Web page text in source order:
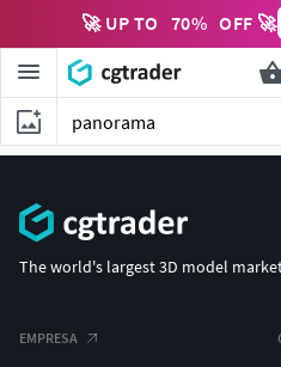
🚀 UP TO 70% OFF 🚀
The world's largest 3D model
EMPRESA